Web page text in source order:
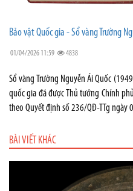
Bảo vật Quốc gia - Sổ vàng Trường
01/04/2026 11:59 4838
Sổ vàng Trường Nguyễn Ái Quốc
quốc gia đã được Thủ tướng Chính
theo Quyết định số 236/QĐ-TTg ngày
BÀI VIẾT KHÁC